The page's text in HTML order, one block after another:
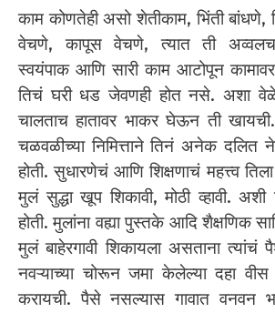
काम कोणतेही असो शेतीकाम, भिंती
वेचणे, कापूस वेचणे, त्यात ती
स्वयंपाक आणि सारी काम आटोपून
तिचं घरी धड जेवणही होत नसे. अशा
चालताच हातावर भाकर घेऊन ती
चळवळीच्या निमित्ताने तिनं अनेक दलित
होती. सुधारणेचं आणि शिक्षणाचं महत्त्व
मुलं सुद्धा खूप शिकावी, मोठी व्हावी. अशी
होती. मुलांना वह्या पुस्तके आदि शैक्षणिक
मुलं बाहेरगावी शिकायला असताना
नवऱ्याच्या चोरून जमा केलेल्या दहा वीस
करायची. पैसे नसल्यास गावात वनवन